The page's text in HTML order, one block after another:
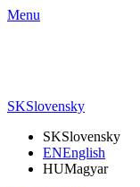
Menu
SKSlovensky
SKSlovensky
ENEnglish
HUMagyar